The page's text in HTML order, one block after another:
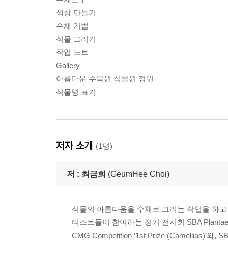
색상 만들기
수채 기법
식물 그리기
작업 노트
Gallery
아름다운 수목원 식물원 정원
식물명 표기
저자 소개 (1명)
저 : 최금희 (GeumHee Choi)
식물의 아름다움을 수채로 그리는 작업을 하
티스트들이 참여하는 정기 전시회 SBA
CMG Competition ‘1st Prize (Camellias)’와,